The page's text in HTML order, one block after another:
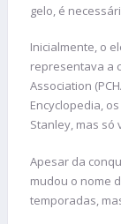
gelo, é
Inicialmente, o
representava a
Association
Encyclopedia,
Stanley, mas só
Apesar da
mudou o nome
temporadas,